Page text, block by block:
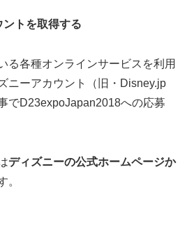
ントを取得する
る各種オンラインサービスを利用
ニーアカウント（旧・Disney.jp
でD23expoJapan2018への応募
ディズニーの公式ホームページか
。